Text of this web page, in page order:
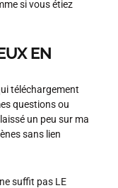
si vous étiez
EN
téléchargement
questions ou
un peu sur ma
sans lien
suffit pas LE